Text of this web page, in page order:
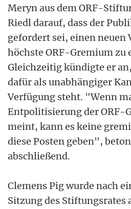
Meryn aus dem ORF-
Riedl darauf, dass der
gefordert sei, einen neuen
höchste ORF-Gremium zu
Gleichzeitig kündigte er
dafür als unabhängiger
Verfügung steht. "Wenn
Entpolitisierung der ORF-
meint, kann es keine
diese Posten geben",
abschließend.
Clemens Pig wurde nach
Sitzung des Stiftungsrates